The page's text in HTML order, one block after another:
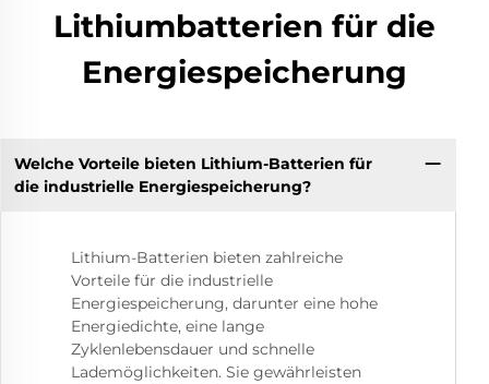
Lithiumbatterien für die
Energiespeicherung
Welche Vorteile bieten Lithium-Batterien für
die industrielle Energiespeicherung?
Lithium-Batterien bieten zahlreiche
Vorteile für die industrielle
Energiespeicherung, darunter eine hohe
Energiedichte, eine lange
Zyklenlebensdauer und schnelle
Lademöglichkeiten. Sie gewährleisten